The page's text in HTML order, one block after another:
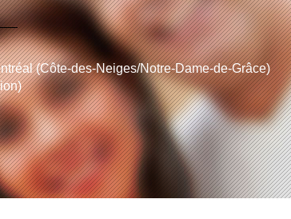
(Côte-des-Neiges/Notre-Dame-de-Grâce)